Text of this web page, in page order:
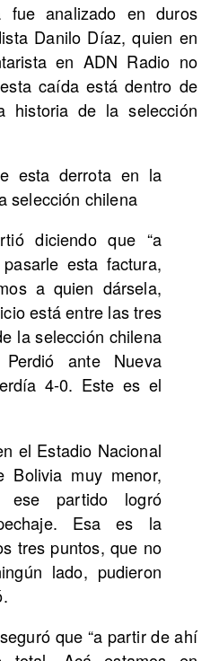
fue analizado en duros
Danilo Díaz, quien en
en ADN Radio no
caída está dentro de
historia de la selección
esta derrota en la
selección chilena
diciendo que “a
esta factura,
a quien dársela,
está entre las tres
la selección chilena
ante Nueva
4-0. Este es el
el Estadio Nacional
Bolivia muy menor,
partido logró
Esa es la
tres puntos, que no
lado, pudieron
que “a partir de ahí